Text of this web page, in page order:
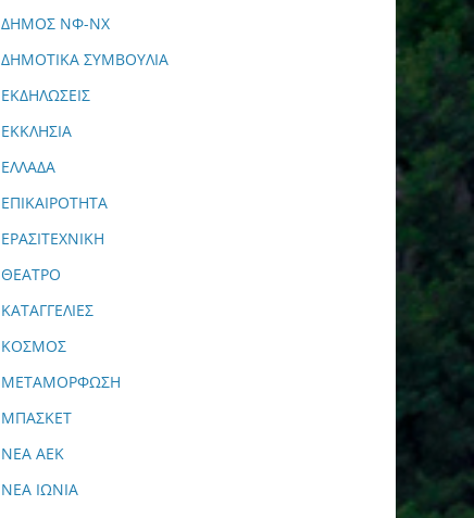
ΔΗΜΟΣ ΝΦ-ΝΧ
ΔΗΜΟΤΙΚΑ ΣΥΜΒΟΥΛΙΑ
ΕΚΔΗΛΩΣΕΙΣ
ΕΚΚΛΗΣΙΑ
ΕΛΛΑΔΑ
ΕΠΙΚΑΙΡΟΤΗΤΑ
ΕΡΑΣΙΤΕΧΝΙΚΗ
ΘΕΑΤΡΟ
ΚΑΤΑΓΓΕΛΙΕΣ
ΚΟΣΜΟΣ
ΜΕΤΑΜΟΡΦΩΣΗ
ΜΠΑΣΚΕΤ
ΝΕΑ ΑΕΚ
ΝΕΑ ΙΩΝΙΑ